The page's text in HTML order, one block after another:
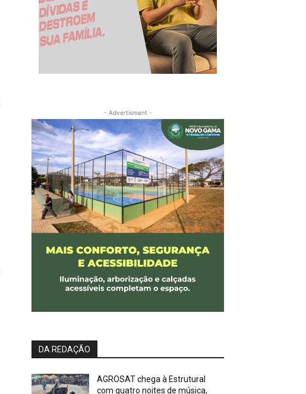
- Advertisment -
DA REDAÇÃO
AGROSAT chega à Estrutural
com quatro noites de música,